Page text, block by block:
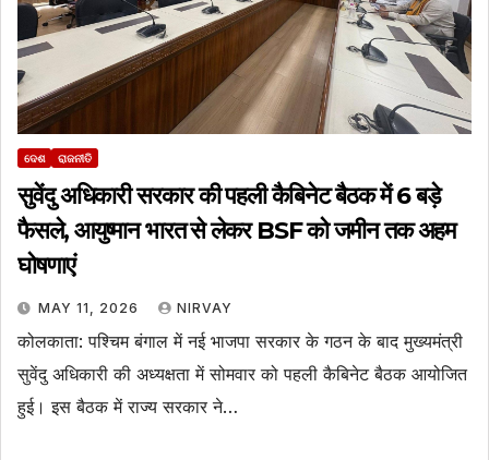
ଦେଶ ରାଜନୀତି
सुवेंदु अधिकारी सरकार की पहली कैबिनेट बैठक में 6 बड़े
फैसले, आयुष्मान भारत से लेकर BSF को जमीन तक अहम
घोषणाएं
MAY 11, 2026 NIRVAY
कोलकाता: पश्चिम बंगाल में नई भाजपा सरकार के गठन के बाद मुख्यमंत्री
सुवेंदु अधिकारी की अध्यक्षता में सोमवार को पहली कैबिनेट बैठक आयोजित
हुई। इस बैठक में राज्य सरकार ने…